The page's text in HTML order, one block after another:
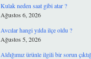
Kulak neden saat gibi atar ?
Ağustos 6, 2026
Avcılar hangi yılda ilçe oldu ?
Ağustos 5, 2026
Aldığımız ürünle ilgili bir sorun